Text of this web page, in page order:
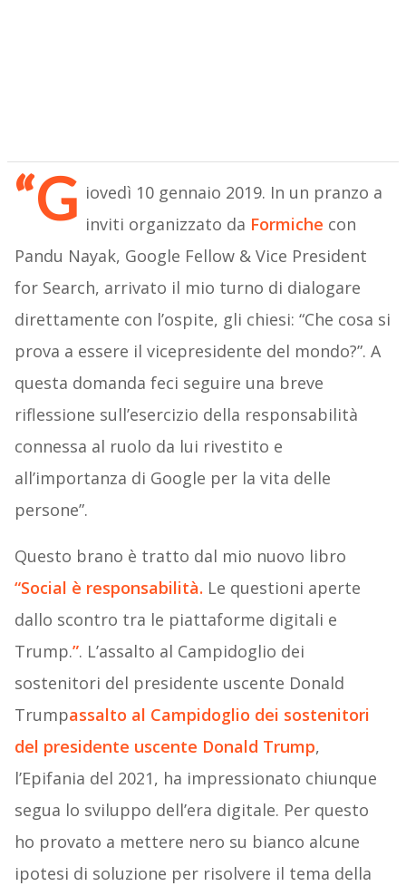
“G iovedì 10 gennaio 2019. In un pranzo a
inviti organizzato da Formiche con
Pandu Nayak, Google Fellow & Vice President
for Search, arrivato il mio turno di dialogare
direttamente con l’ospite, gli chiesi: “Che cosa si
prova a essere il vicepresidente del mondo?”. A
questa domanda feci seguire una breve
riflessione sull’esercizio della responsabilità
connessa al ruolo da lui rivestito e
all’importanza di Google per la vita delle
persone”.
Questo brano è tratto dal mio nuovo libro
“Social è responsabilità. Le questioni aperte
dallo scontro tra le piattaforme digitali e
Trump.”. L’assalto al Campidoglio dei
sostenitori del presidente uscente Donald
Trumpassalto al Campidoglio dei sostenitori
del presidente uscente Donald Trump,
l’Epifania del 2021, ha impressionato chiunque
segua lo sviluppo dell’era digitale. Per questo
ho provato a mettere nero su bianco alcune
ipotesi di soluzione per risolvere il tema della